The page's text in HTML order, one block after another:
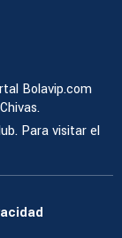
Bolavip.com
Para visitar el